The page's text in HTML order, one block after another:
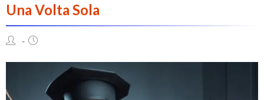
Una Volta Sola